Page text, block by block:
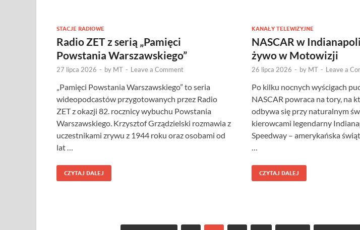
STACJE RADIOWE
Radio ZET z serią „Pamięci
Powstania Warszawskiego”
27 lipca 2026 - by MT - Leave a Comment
„Pamięci Powstania Warszawskiego” to seria
wideopodcastów przygotowanych przez Radio
ZET z okazji 82. rocznicy wybuchu Powstania
Warszawskiego. Krzysztof Grządzielski rozmawia z
uczestnikami zrywu z 1944 roku oraz osobami od
lat …
CZYTAJ DALEJ
KANAŁY TELEWIZYJNE
NASCAR w
żywo w Motowizji
26 lipca 2026 - by MT - Leave a
Po kilku nocnych wyścigach
NASCAR powraca na tory, na
odbywa się przy naturalnym
kierowcami legendarny
Speedway – amerykańska
CZYTAJ DALEJ